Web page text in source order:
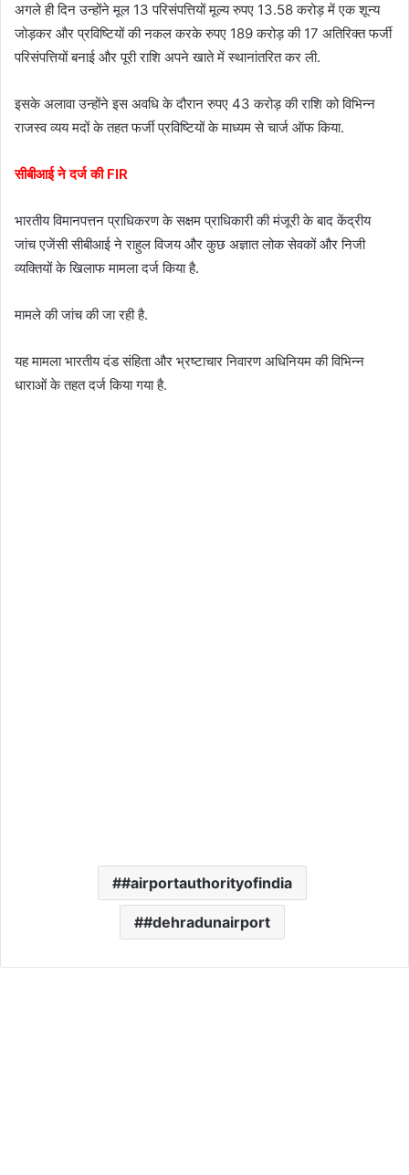
अगले ही दिन उन्होंने मूल 13 परिसंपत्तियों मूल्य रुपए 13.58 करोड़ में एक शून्य
जोड़कर और प्रविष्टियों की नकल करके रुपए 189 करोड़ की 17 अतिरिक्त फर्जी
परिसंपत्तियों बनाई और पूरी राशि अपने खाते में स्थानांतरित कर ली.
इसके अलावा उन्होंने इस अवधि के दौरान रुपए 43 करोड़ की राशि को विभिन्न
राजस्व व्यय मदों के तहत फर्जी प्रविष्टियों के माध्यम से चार्ज ऑफ किया.
सीबीआई ने दर्ज की FIR
भारतीय विमानपत्तन प्राधिकरण के सक्षम प्राधिकारी की मंजूरी के बाद केंद्रीय
जांच एजेंसी सीबीआई ने राहुल विजय और कुछ अज्ञात लोक सेवकों और निजी
व्यक्तियों के खिलाफ मामला दर्ज किया है.
मामले की जांच की जा रही है.
यह मामला भारतीय दंड संहिता और भ्रष्टाचार निवारण अधिनियम की विभिन्न
धाराओं के तहत दर्ज किया गया है.
#airportauthorityofindia
#dehradunairport